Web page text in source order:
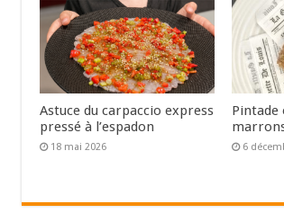
Astuce du carpaccio express
pressé à l’espadon
18 mai 2026
Pintade
6